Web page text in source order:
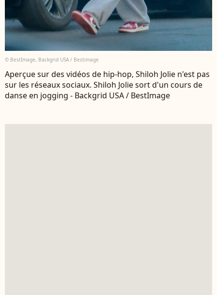
© BestImage, Backgrid USA / Bestimage
Aperçue sur des vidéos de hip-hop, Shiloh Jolie n'est pas
sur les réseaux sociaux. Shiloh Jolie sort d'un cours de
danse en jogging - Backgrid USA / BestImage